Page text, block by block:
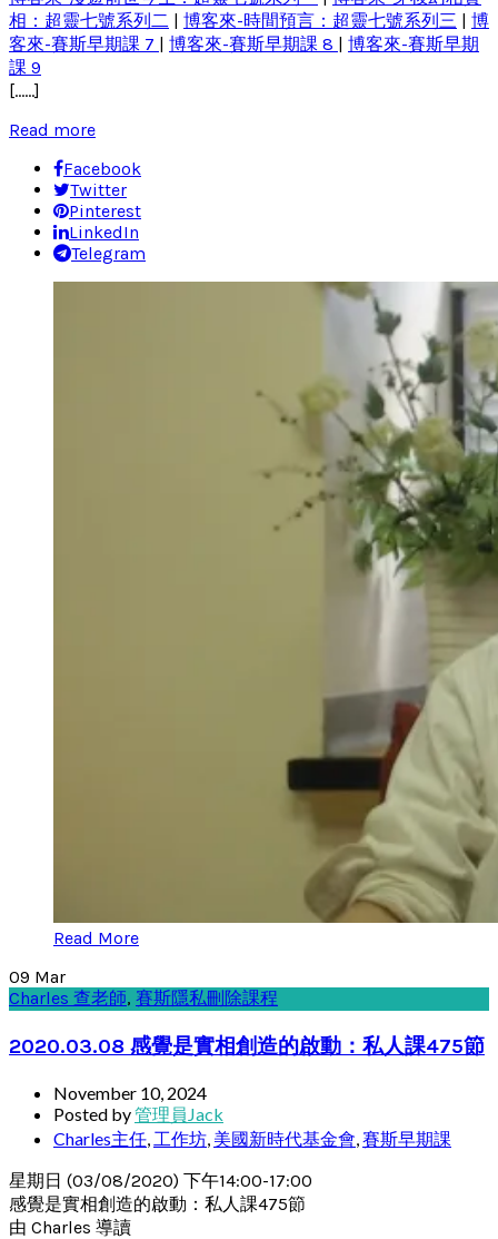
相：超靈七號系列二
博客來-時間預言：超靈七號系列三
博
客來-賽斯早期課 7
博客來-賽斯早期課 8
博客來-賽斯早期
課 9
[……]
Read more
Facebook
Twitter
Pinterest
LinkedIn
Telegram
Read More
09 Mar
Charles 查老師, 賽斯隱私刪除課程
2020.03.08 感覺是實相創造的啟動：私人課475節
November 10, 2024
Posted by管理員Jack
Charles主任 工作坊 美國新時代基金會 賽斯早期課
星期日 (03/08/2020) 下午14:00-17:00
感覺是實相創造的啟動：私人課475節
由 Charles 導讀